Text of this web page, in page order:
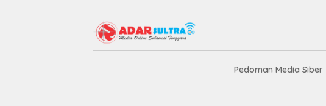
Pedoman Media Siber